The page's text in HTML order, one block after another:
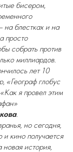
бисером,
на блестках и на
просто
собрать против
миллиардов.
лет 10
«Географ глобус
я провел этим
.
но сегодня,
и кино получается
история,